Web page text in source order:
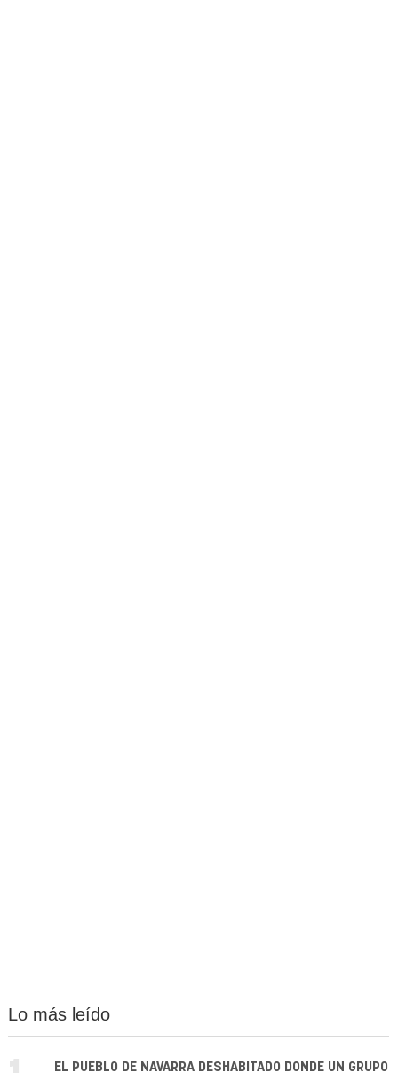
Lo más leído
EL PUEBLO DE NAVARRA DESHABITADO DONDE UN GRUPO